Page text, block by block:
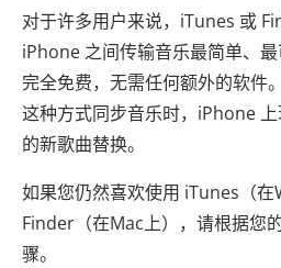
对于许多用户来说，iTunes 或
iPhone 之间传输音乐最简单、
完全免费，无需任何额外的软件
这种方式同步音乐时，iPhone
的新歌曲替换。
如果您仍然喜欢使用 iTunes（
Finder（在Mac上），请根据您
骤。